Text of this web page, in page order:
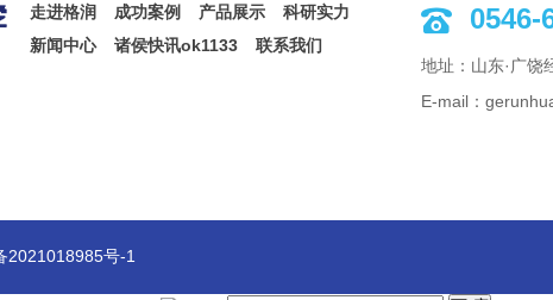
走进格润 成功案例 产品展示
科研实力
新闻中心
诸侯快讯ok1133 联系我们
 0546-
地址：山东·广饶
E-mail：
2021018985号-1